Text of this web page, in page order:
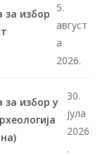
за избор 5.
август
а
2026.
избор у
30.
јула
2026
.